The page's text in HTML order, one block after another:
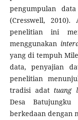
pengumpulan
(Cresswell,
penelitian ini
menggunakan
yang di tempuh
data, penyajian
penelitian
tradisi adat tuang
Desa
berkedaan dengan